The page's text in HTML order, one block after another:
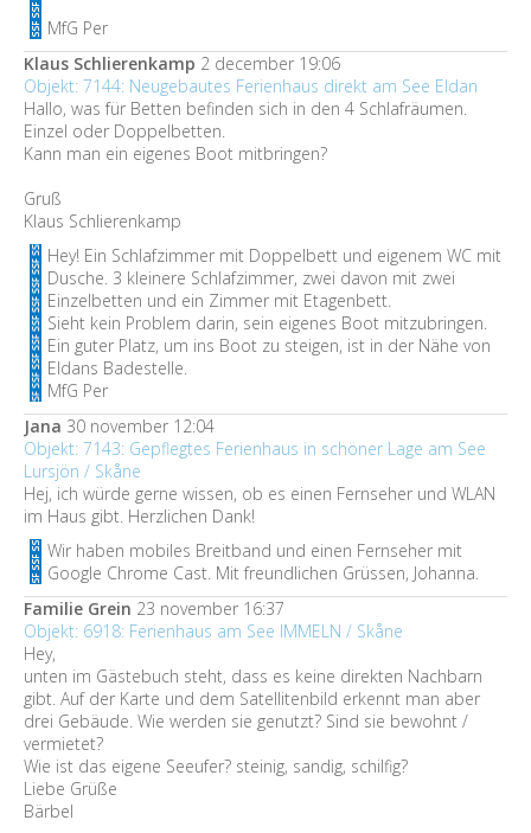
MfG Per
Klaus Schlierenkamp 2 december 19:06
Objekt: 7144: Neugebautes Ferienhaus direkt am See Eldan
Hallo, was für Betten befinden sich in den 4 Schlafräumen.
Einzel oder Doppelbetten.
Kann man ein eigenes Boot mitbringen?
Gruß
Klaus Schlierenkamp
Hey! Ein Schlafzimmer mit Doppelbett und eigenem WC mit
Dusche. 3 kleinere Schlafzimmer, zwei davon mit zwei
Einzelbetten und ein Zimmer mit Etagenbett.
Sieht kein Problem darin, sein eigenes Boot mitzubringen.
Ein guter Platz, um ins Boot zu steigen, ist in der Nähe von
Eldans Badestelle.
MfG Per
Jana 30 november 12:04
Objekt: 7143: Gepflegtes Ferienhaus in schöner Lage am See
Lursjön / Skåne
Hej, ich würde gerne wissen, ob es einen Fernseher und WLAN
im Haus gibt. Herzlichen Dank!
Wir haben mobiles Breitband und einen Fernseher mit
Google Chrome Cast. Mit freundlichen Grüssen, Johanna.
Familie Grein 23 november 16:37
Objekt: 6918: Ferienhaus am See IMMELN / Skåne
Hey,
unten im Gästebuch steht, dass es keine direkten Nachbarn
gibt. Auf der Karte und dem Satellitenbild erkennt man aber
drei Gebäude. Wie werden sie genutzt? Sind sie bewohnt /
vermietet?
Wie ist das eigene Seeufer? steinig, sandig, schilfig?
Liebe Grüße
Bärbel